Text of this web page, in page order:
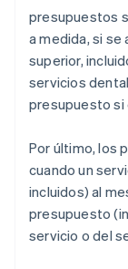
presupuestos
a medida, si se
superior,
servicios
presupuesto si
Por último, los
cuando un
incluidos) al
presupuesto
servicio o del